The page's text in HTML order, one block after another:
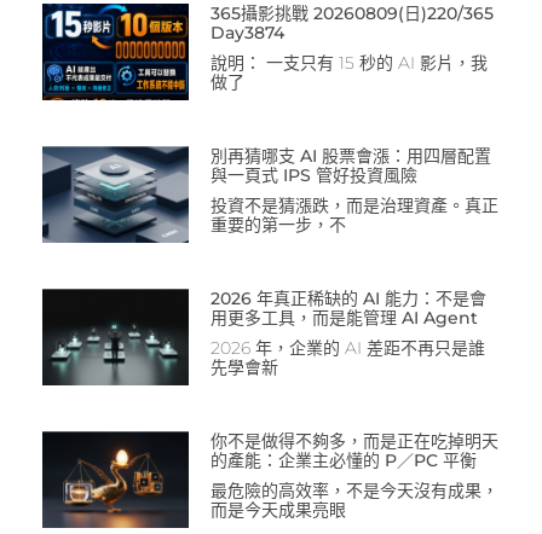
365攝影挑戰 20260809(日)220/365
Day3874
說明： 一支只有 15 秒的 AI 影片，我
做了
別再猜哪支 AI 股票會漲：用四層配置
與一頁式 IPS 管好投資風險
投資不是猜漲跌，而是治理資產。真正
重要的第一步，不
2026 年真正稀缺的 AI 能力：不是會
用更多工具，而是能管理 AI Agent
2026 年，企業的 AI 差距不再只是誰
先學會新
你不是做得不夠多，而是正在吃掉明天
的產能：企業主必懂的 P／PC 平衡
最危險的高效率，不是今天沒有成果，
而是今天成果亮眼